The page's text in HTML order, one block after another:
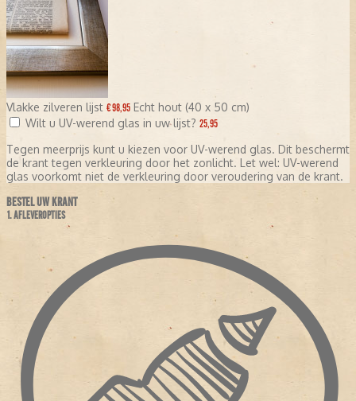
Vlakke zilveren lijst € 98,95 Echt hout (40 x 50 cm)
Wilt u UV-werend glas in uw lijst? 25,95
Tegen meerprijs kunt u kiezen voor UV-werend glas. Dit beschermt
de krant tegen verkleuring door het zonlicht. Let wel: UV-werend
glas voorkomt niet de verkleuring door veroudering van de krant.
BESTEL UW KRANT
1. AFLEVEROPTIES